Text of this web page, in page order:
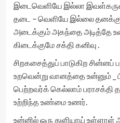
இடைவெளியே இல்லா
தடை – வெளியே இல்லை
அடைக்கும் அகந்தை அடித்தே
கிடைக்குமே சக்தி கனிவு .
சிறகசைத்துப் பாடுகிற சின்னப்
உறவென்று வானத்தை உன்னும் _
பெற்றவர்க் கெல்லாம் பராசக்தி
உற்றிந்த உண்மை உணர்.
உன்னில் ஒரு துளியாய்